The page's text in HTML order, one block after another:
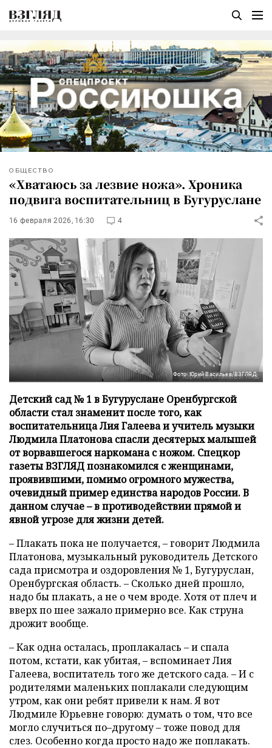
ОБЩЕСТВО
«Хватаюсь за лезвие ножа». Хроника
подвига воспитательниц в Бугуруслане
16 февраля 2026, 16:30 4
Фото: Юрий Васильев/ВЗГЛЯД
Детский сад № 1 в Бугуруслане Оренбургской
области стал знаменит после того, как
воспитательница Лия Галеева и учитель музыки
Людмила Платонова спасли десятерых малышей
от ворвавшегося наркомана с ножом. Спецкор
газеты ВЗГЛЯД познакомился с женщинами,
проявившими, помимо огромного мужества,
очевидный пример единства народов России. В
данном случае – в противодействии прямой и
явной угрозе для жизни детей.
– Плакать пока не получается, – говорит Людмила
Платонова, музыкальный руководитель Детского
сада присмотра и оздоровления № 1, Бугуруслан,
Оренбургская область. – Сколько дней прошло,
надо бы плакать, а не о чем вроде. Хотя от плеч и
вверх по шее зажало примерно все. Как струна
дрожит вообще.
– Как одна осталась, проплакалась – и спала
потом, кстати, как убитая, – вспоминает Лия
Галеева, воспитатель того же детского сада. – И с
родителями маленьких поплакали следующим
утром, как они ребят привели к нам. Я вот
Людмиле Юрьевне говорю: думать о том, что все
могло случиться по–другому – тоже повод для
слез. Особенно когда просто надо же поплакать.